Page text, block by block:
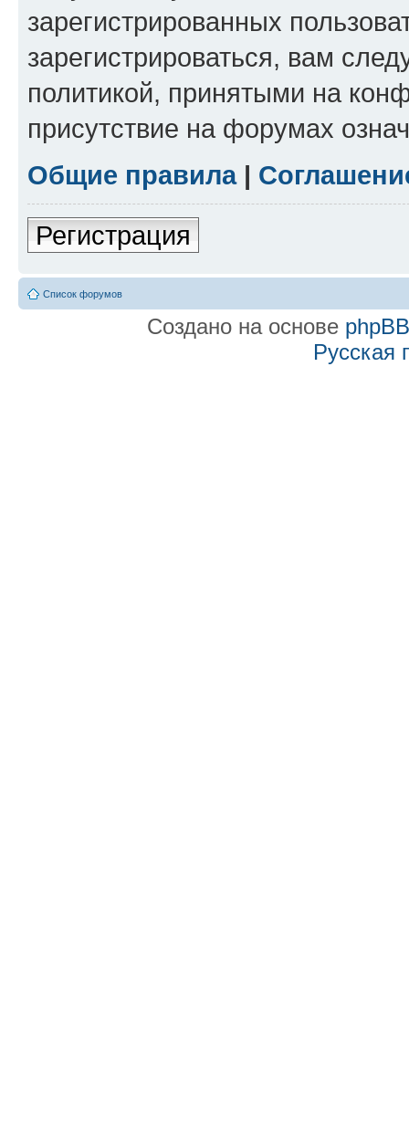
зарегистрированных
зарегистрироваться, вам
политикой, принятыми на
присутствие на форумах
Общие правила|
Регистрация
Список форумов
Создано на основе phpBB
Русская